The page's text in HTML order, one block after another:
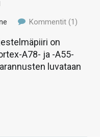
Kommentit (1)
on
A78- ja -A55-
luvataan